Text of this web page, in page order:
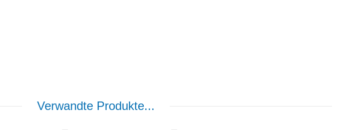
Verwandte Produkte...